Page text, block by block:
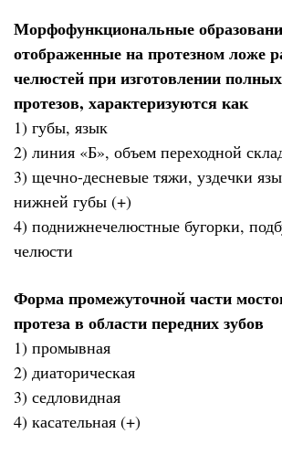
Морфофункциональные
отображенные на протезном ложе
челюстей при изготовлении
протезов, характеризуются как
1) губы, язык
2) линия «Б», объем переходной
3) щечно-десневые тяжи, уздечки
нижней губы (+)
4) поднижнечелюстные бугорки,
челюсти
Форма промежуточной части
протеза в области передних зубов
1) промывная
2) диаторическая
3) седловидная
4) касательная (+)